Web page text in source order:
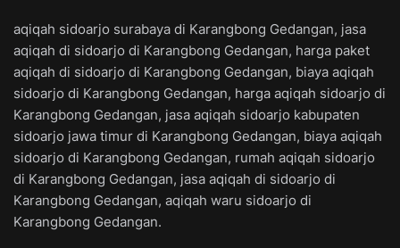
aqiqah sidoarjo surabaya di Karangbong Gedangan, jasa
aqiqah di sidoarjo di Karangbong Gedangan, harga paket
aqiqah di sidoarjo di Karangbong Gedangan, biaya aqiqah
sidoarjo di Karangbong Gedangan, harga aqiqah sidoarjo di
Karangbong Gedangan, jasa aqiqah sidoarjo kabupaten
sidoarjo jawa timur di Karangbong Gedangan, biaya aqiqah
sidoarjo di Karangbong Gedangan, rumah aqiqah sidoarjo
di Karangbong Gedangan, jasa aqiqah di sidoarjo di
Karangbong Gedangan, aqiqah waru sidoarjo di
Karangbong Gedangan.